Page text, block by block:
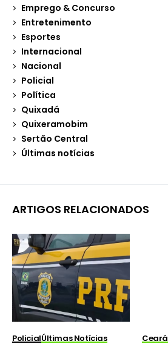
Emprego & Concurso
Entretenimento
Esportes
Internacional
Nacional
Policial
Política
Quixadá
Quixeramobim
Sertão Central
Últimas notícias
ARTIGOS RELACIONADOS
PolicialÚltimas Notícias Ceará